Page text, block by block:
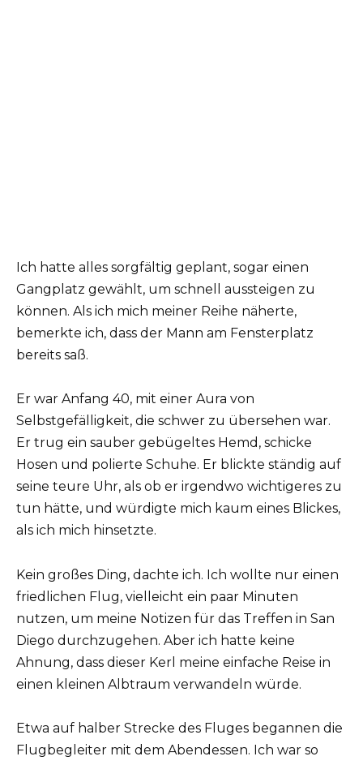
Ich hatte alles sorgfältig geplant, sogar einen
Gangplatz gewählt, um schnell aussteigen zu
können. Als ich mich meiner Reihe näherte,
bemerkte ich, dass der Mann am Fensterplatz
bereits saß.
Er war Anfang 40, mit einer Aura von
Selbstgefälligkeit, die schwer zu übersehen war.
Er trug ein sauber gebügeltes Hemd, schicke
Hosen und polierte Schuhe. Er blickte ständig auf
seine teure Uhr, als ob er irgendwo wichtigeres zu
tun hätte, und würdigte mich kaum eines Blickes,
als ich mich hinsetzte.
Kein großes Ding, dachte ich. Ich wollte nur einen
friedlichen Flug, vielleicht ein paar Minuten
nutzen, um meine Notizen für das Treffen in San
Diego durchzugehen. Aber ich hatte keine
Ahnung, dass dieser Kerl meine einfache Reise in
einen kleinen Albtraum verwandeln würde.
Etwa auf halber Strecke des Fluges begannen die
Flugbegleiter mit dem Abendessen. Ich war so